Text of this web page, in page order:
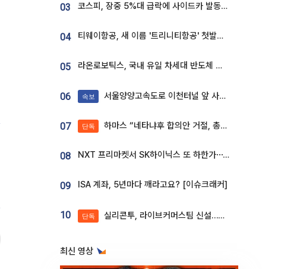
03 코스피, 장중 5%대 급락에 사이드카 발동…삼성·SK 동반 폭락
04 티웨이항공, 새 이름 '트리니티항공' 첫발…SSC 전략 본격화
05 라온로보틱스, 국내 유일 차세대 반도체 공정 로봇 개발 ‘고객사 테스트 진행’
06 속보 서울양양고속도로 이천터널 앞 사고 발생
07 단독 하마스 “네타냐후 합의안 거절, 총선 앞두고 시간 끌기”
08 NXT 프리마켓서 SK하이닉스 또 하한가⋯‘11주 거래’에 시초가 왜곡
09 ISA 계좌, 5년마다 깨라고요? [이슈크래커]
10 단독 실리콘투, 라이브커머스팀 신설…K뷰티 ‘글로벌 판매망’ 확대[K뷰티 라방戰]
최신 영상